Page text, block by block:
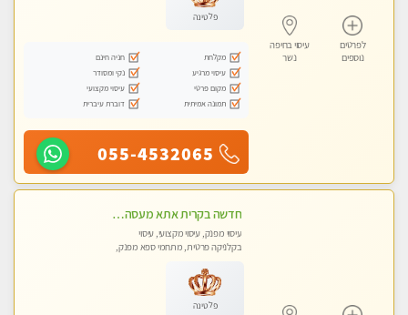
לפרטים
נוספים
עיסוי בחיפה
נשר
פלטינה
מקלחת
חניה חינם
עיסוי מרגיע
נקי ומסודר
מקום פרטי
עיסוי מקצועי
תמונה אמיתית
דוברת עיברית
055-4532065
חדשה בקרית אתא מעסה איכותית מקצועית ומפנקת. ללא מין
עיסוי מפנק, עיסוי מקצועי, עיסוי
בקלניקה פרטית, מתחמי ספא מפנק,
פלטינה